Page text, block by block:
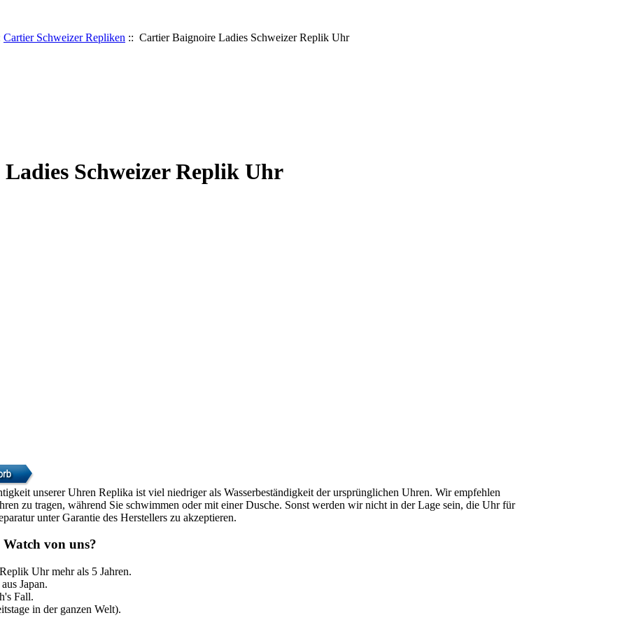
Cartier Schweizer Repliken :: Cartier Baignoire Ladies Schweizer Replik Uhr
Schweizer Replik Uhr
unserer Uhren Replika ist viel niedriger als Wasserbeständigkeit der ursprünglichen Uhren. Wir empfehlen
zu tragen, während Sie schwimmen oder mit einer Dusche. Sonst werden wir nicht in der Lage sein, die Uhr für
unter Garantie des Herstellers zu akzeptieren.
von uns?
Uhr mehr als 5 Jahren.
Japan.
Fall.
in der ganzen Welt).